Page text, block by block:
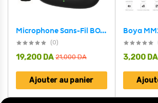
Microphone Sans-Fil BOYA MINI (2-TX / 2-RX) – ميكروفون أصلي
(0)
21,000DA
19,200 DA
Ajouter au panier
3,200 DA